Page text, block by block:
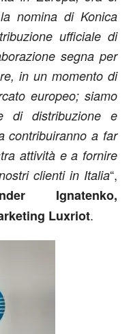
nomina di Konica
ufficiale di
segna per
in un momento di
europeo; siamo
di distribuzione e
contribuiranno a far
attività e a fornire
clienti in Italia“,
Ignatenko,
Luxriot.